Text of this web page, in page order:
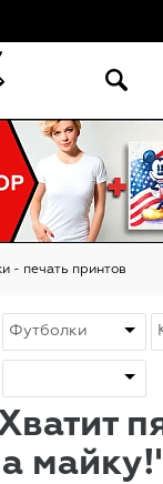
- печать принтов